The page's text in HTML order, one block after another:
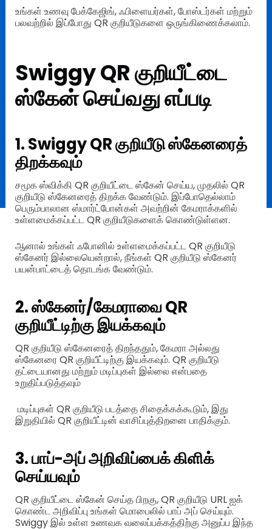
உங்கள் உணவு பேக்கேஜிங், ஃபிளையர்கள், போஸ்டர்கள் மற்றும்
பலவற்றில் இப்போது QR குறியீடுகளை ஒருங்கிணைக்கலாம்.
Swiggy QR குறியீட்டை
ஸ்கேன் செய்வது எப்படி
1. Swiggy QR குறியீடு ஸ்கேனரைத்
திறக்கவும்
சமூக ஸ்விக்கி QR குறியீட்டை ஸ்கேன் செய்ய, முதலில் QR
குறியீடு ஸ்கேனரைத் திறக்க வேண்டும். இப்போதெல்லாம்
பெரும்பாலான ஸ்மார்ட்போன்கள் அவற்றின் கேமராக்களில்
உள்ளமைக்கப்பட்ட QR குறியீடுகளைக் கொண்டுள்ளன.
ஆனால் உங்கள் ஃபோனில் உள்ளமைக்கப்பட்ட QR குறியீடு
ஸ்கேனர் இல்லையென்றால், நீங்கள் QR குறியீடு ஸ்கேனர்
பயன்பாட்டைத் தொடங்க வேண்டும்.
2. ஸ்கேனர்/கேமராவை QR
குறியீட்டிற்கு இயக்கவும்
QR குறியீடு ஸ்கேனரைத் திறந்ததும், கேமரா அல்லது
ஸ்கேனரை QR குறியீட்டிற்கு இயக்கவும். QR குறியீடு
தட்டையானது மற்றும் மடிப்புகள் இல்லை என்பதை
உறுதிப்படுத்தவும்
மடிப்புகள் QR குறியீடு படத்தை சிதைக்கக்கூடும், இது
இறுதியில் QR குறியீட்டின் வாசிப்புத்திறனை பாதிக்கும்.
3. பாப்-அப் அறிவிப்பைக் கிளிக்
செய்யவும்
QR குறியீட்டை ஸ்கேன் செய்த பிறகு, QR குறியீடு URL ஐக்
கொண்ட அறிவிப்பு உங்கள் மொபைலில் பாப் அப் செய்யும்.
Swiggy இல் உள்ள உணவக வலைப்பக்கத்திற்கு அனுப்ப இந்த